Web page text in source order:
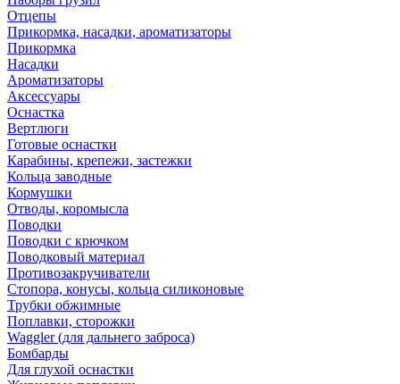
Отцепы
Прикормка, насадки, ароматизаторы
Прикормка
Насадки
Ароматизаторы
Аксессуары
Оснастка
Вертлюги
Готовые оснастки
Карабины, крепежи, застежки
Кольца заводные
Кормушки
Отводы, коромысла
Поводки
Поводки с крючком
Поводковый материал
Противозакручиватели
Стопора, конусы, кольца силиконовые
Трубки обжимные
Поплавки, сторожки
Waggler (для дальнего заброса)
Бомбарды
Для глухой оснастки